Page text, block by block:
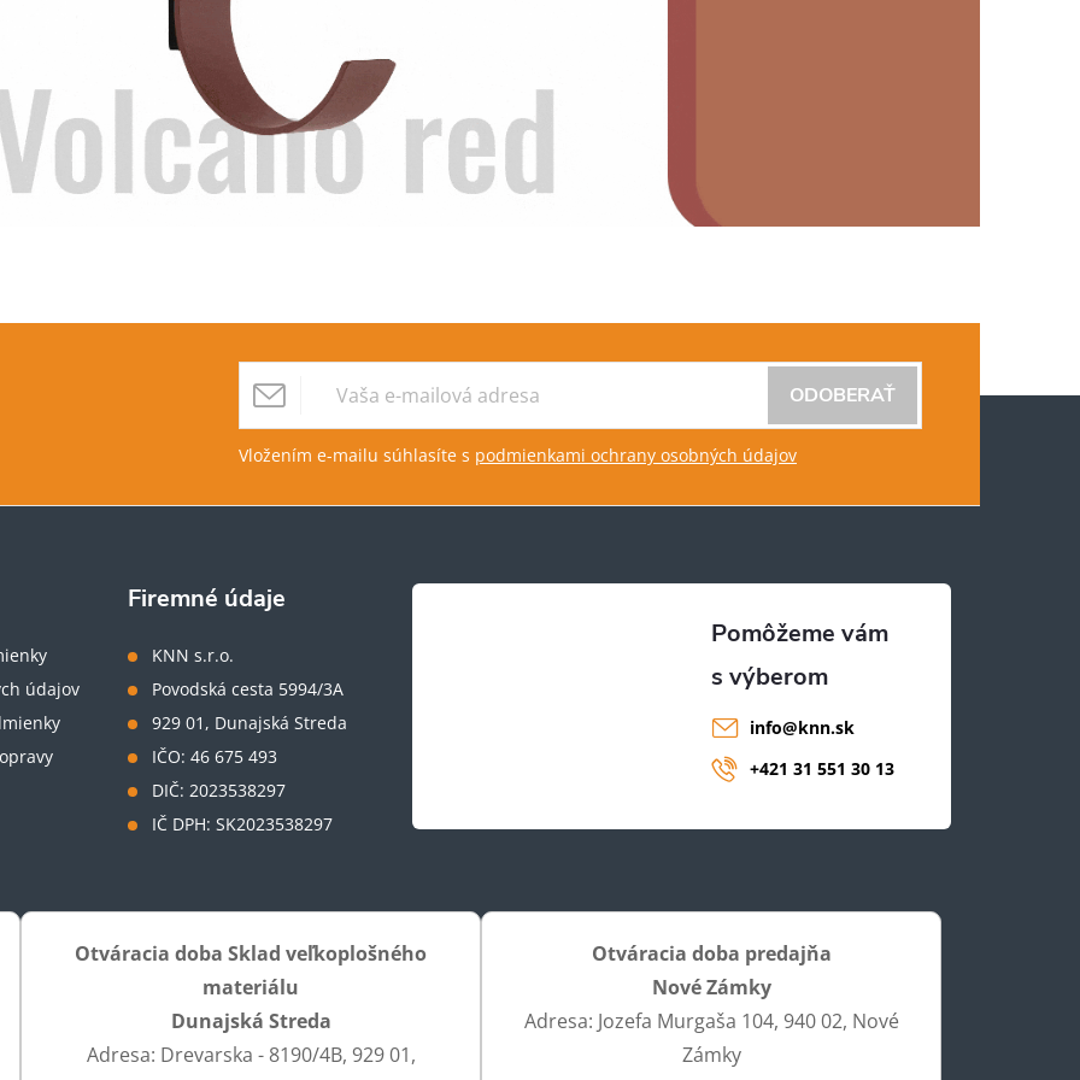
Vložením e-mailu súhlasíte s podmienkami ochrany osobných údajov
ODOBERAŤ
údajov
Firemné údaje
KNN s.r.o.
Povodská cesta 5994/3A
929 01, Dunajská Streda
IČO: 46 675 493
DIČ: 2023538297
IČ DPH: SK2023538297
info@knn.sk
+421 31 551 30 13
Otváracia doba Sklad veľkoplošného
materiálu
Dunajská Streda
Adresa: Drevarska - 8190/4B, 929 01,
Otváracia doba predajňa
Nové Zámky
Adresa: Jozefa Murgaša 104, 940 02, Nové
Zámky